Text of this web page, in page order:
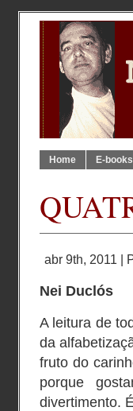
Home E-
abr 9th, 2011 |
Nei Duclós
A leitura de
da
fruto do
porque
divertimento.